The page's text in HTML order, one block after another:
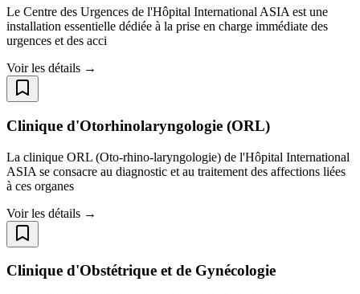
Le Centre des Urgences de l'Hôpital International ASIA est une
installation essentielle dédiée à la prise en charge immédiate des
urgences et des acci
Voir les détails →
Clinique d'Otorhinolaryngologie (ORL)
La clinique ORL (Oto-rhino-laryngologie) de l'Hôpital International
ASIA se consacre au diagnostic et au traitement des affections liées
à ces organes
Voir les détails →
Clinique d'Obstétrique et de Gynécologie